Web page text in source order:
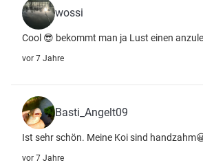
wossi
Cool 😎 bekommt man ja Lust einen
vor 7 Jahre
Basti_Angelt09
Ist sehr schön. Meine Koi sind
vor 7 Jahre